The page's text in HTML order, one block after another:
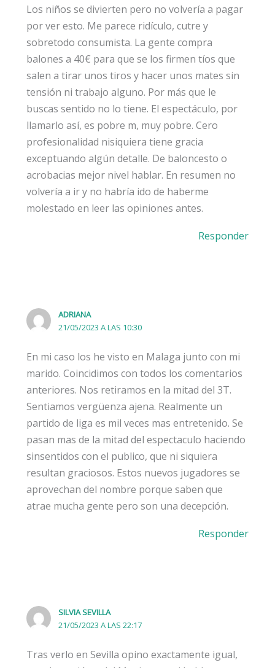
Los niños se divierten pero no volvería a pagar
por ver esto. Me parece ridículo, cutre y
sobretodo consumista. La gente compra
balones a 40€ para que se los firmen tíos que
salen a tirar unos tiros y hacer unos mates sin
tensión ni trabajo alguno. Por más que le
buscas sentido no lo tiene. El espectáculo, por
llamarlo así, es pobre m, muy pobre. Cero
profesionalidad nisiquiera tiene gracia
exceptuando algún detalle. De baloncesto o
acrobacias mejor nivel hablar. En resumen no
volvería a ir y no habría ido de haberme
molestado en leer las opiniones antes.
Responder
ADRIANA
21/05/2023 A LAS 10:30
En mi caso los he visto en Malaga junto con mi
marido. Coincidimos con todos los comentarios
anteriores. Nos retiramos en la mitad del 3T.
Sentiamos vergüenza ajena. Realmente un
partido de liga es mil veces mas entretenido. Se
pasan mas de la mitad del espectaculo haciendo
sinsentidos con el publico, que ni siquiera
resultan graciosos. Estos nuevos jugadores se
aprovechan del nombre porque saben que
atrae mucha gente pero son una decepción.
Responder
SILVIA SEVILLA
21/05/2023 A LAS 22:17
Tras verlo en Sevilla opino exactamente igual,